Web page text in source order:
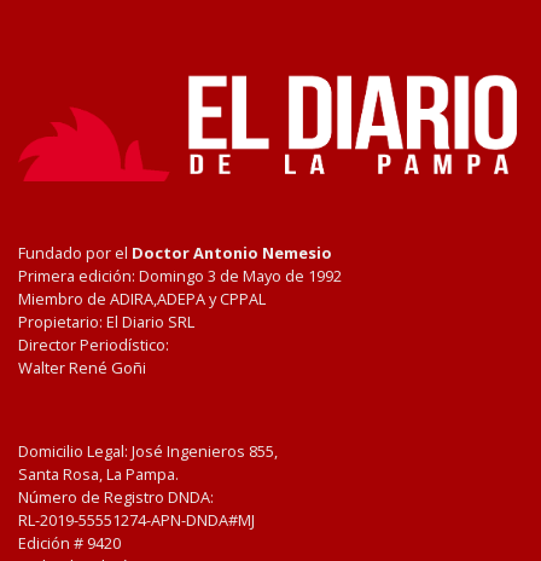
Fundado por el Doctor Antonio Nemesio
Primera edición: Domingo 3 de Mayo de 1992
Miembro de ADIRA,ADEPA y CPPAL
Propietario: El Diario SRL
Director Periodístico:
Walter René Goñi
Domicilio Legal: José Ingenieros 855,
Santa Rosa, La Pampa.
Número de Registro DNDA:
RL-2019-55551274-APN-DNDA#MJ
Edición # 9420